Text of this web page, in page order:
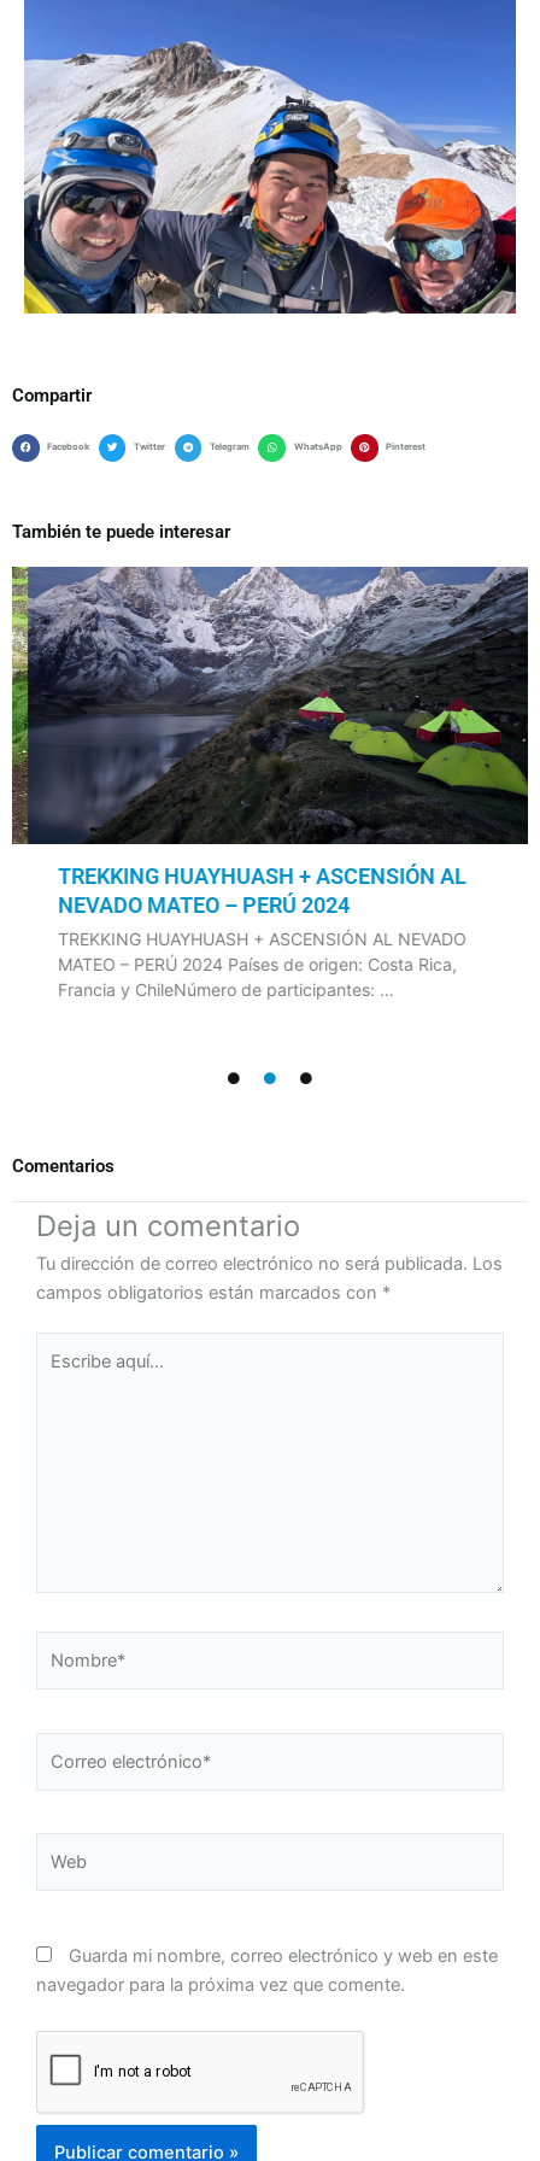
Compartir
Facebook Twitter Telegram WhatsApp Pinterest
También te puede interesar
TREKKING HUAYHUASH + ASCENSIÓN AL
NEVADO MATEO – PERÚ 2024
TREKKING HUAYHUASH + ASCENSIÓN AL NEVADO
MATEO – PERÚ 2024 Países de origen: Costa Rica,
Francia y ChileNúmero de participantes: …
Comentarios
Deja un comentario
Tu dirección de correo electrónico no será publicada. Los
campos obligatorios están marcados con *
electrónico*
Guarda mi nombre, correo electrónico y web en este
navegador para la próxima vez que comente.